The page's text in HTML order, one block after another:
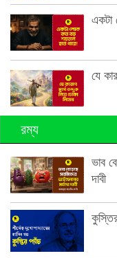
একটা
যে
রম্য
ভাব
দাবী